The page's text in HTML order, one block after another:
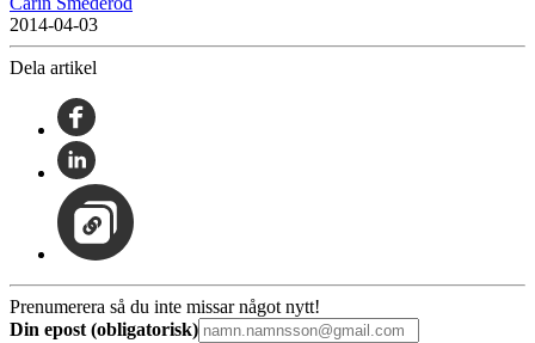
2014-04-03
Dela artikel
Prenumerera så du inte missar något nytt!
Din epost (obligatorisk)